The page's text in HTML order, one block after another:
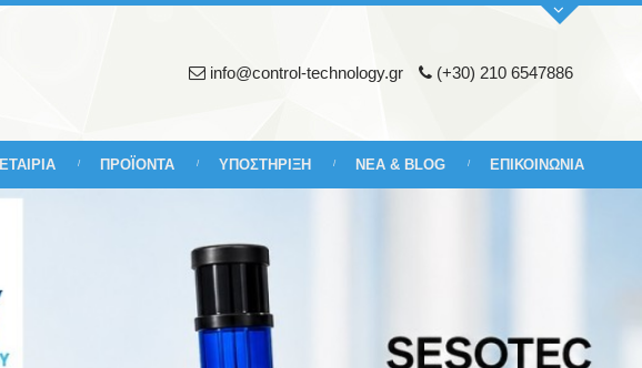
info@control-technology.gr (+30) 210 6547886
ΕΤΑΙΡΙΑ ΠΡΟΪΟΝΤΑ ΥΠΟΣΤΗΡΙΞΗ ΝΕΑ & BLOG ΕΠΙΚΟΙΝΩΝΙΑ